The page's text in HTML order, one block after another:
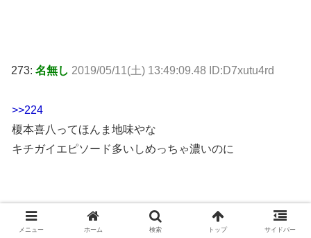
273: 名無し 2019/05/11(土) 13:49:09.48 ID:D7xutu4rd
>>224
榎本喜八ってほんま地味やな
キチガイエピソード多いしめっちゃ濃いのに
234:名無し 2019/05/11(土) 13:45:59.37 ID:MpjsdPjPa
メニュー ホーム 検索 トップ サイドバー